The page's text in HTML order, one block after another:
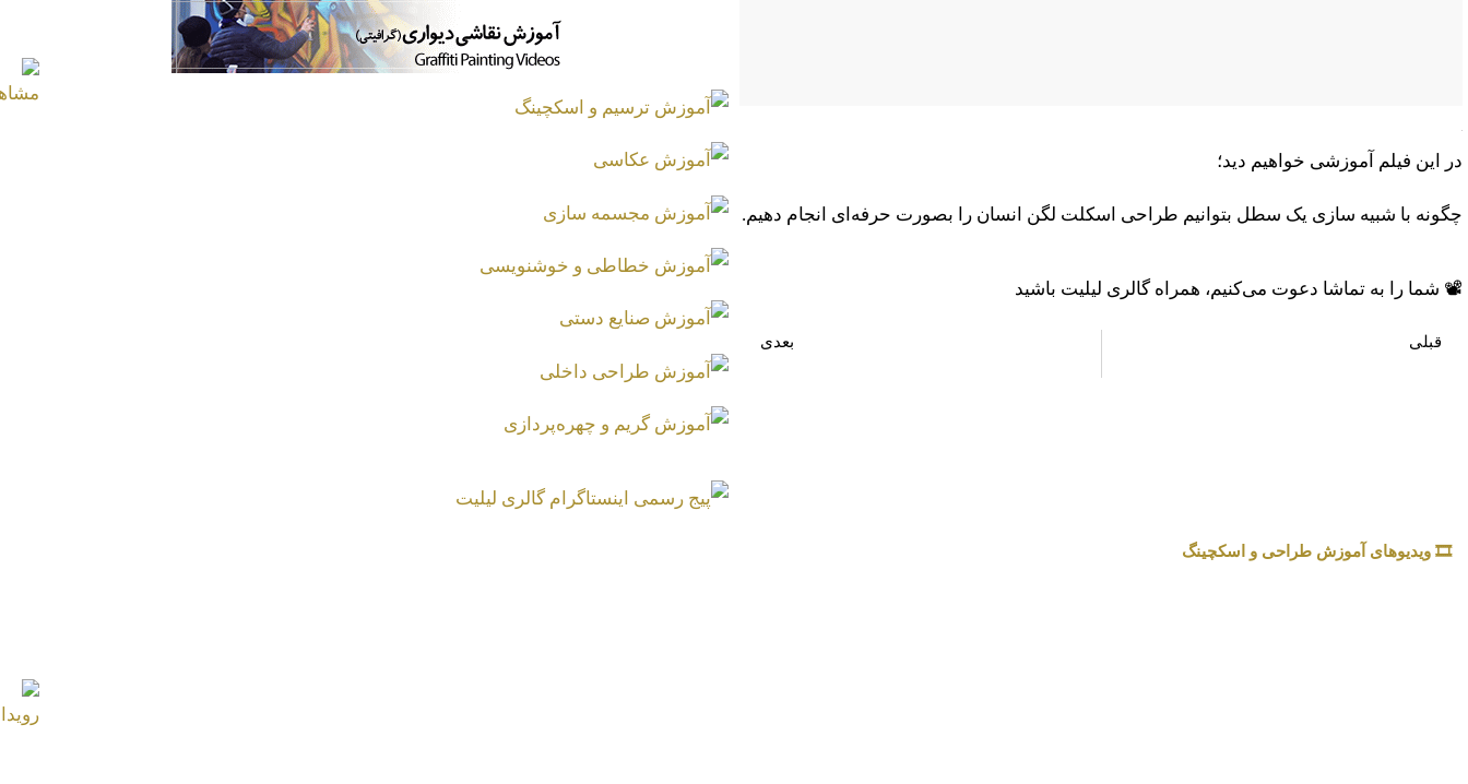
در این فیلم آموزشی خواهیم دید؛
چگونه با شبیه سازی یک سطل بتوانیم طراحی اسکلت لگن انسان را بصورت حرفه‌ای انجام دهیم.
📽 شما را به تماشا دعوت می‌کنیم، همراه گالری لیلیت باشید
قبلی
بعدی
🎞️ ویدیوهای آموزش طراحی و اسکچینگ